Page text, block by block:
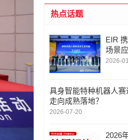
热点话题
EIR
场景
人机
2026-
具身智能特种机器人
走向成熟落地？
2026-07-20
2026